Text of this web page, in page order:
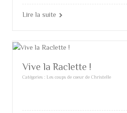
Lire la suite
Vive la Raclette !
Catégories : Les coups de coeur de Christelle